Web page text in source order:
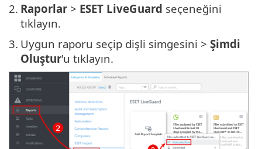
2. Raporlar > ESET LiveGuard seçeneğini
tıklayın.
3. Uygun raporu seçip dişli simgesini > Şimdi
Oluştur'u tıklayın.